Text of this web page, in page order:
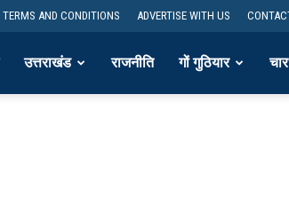
TERMS AND CONDITIONS ADVERTISE WITH US
उत्तराखंड राजनीति गों गुठियार